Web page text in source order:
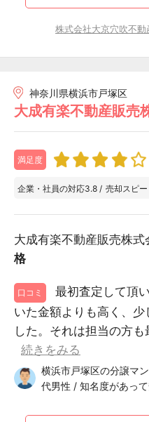
株式会社大京穴吹不
神奈川県横浜市戸塚区
大成有楽不動産販売
満足度
企業・社員の対応3.8 / 売却スピー
大成有楽不動産販売株
格
口コミ
最初査定して頂
いた金額よりも高く、
した。それは担当の方
続きをみる
横浜市戸塚区の分譲マ
代男性 / 知名度があっ